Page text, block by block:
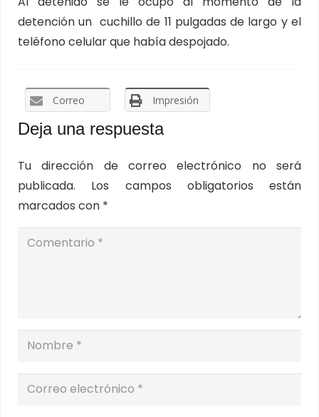
detención un cuchillo de 11 pulgadas de largo y el
teléfono celular que había despojado.
Correo Impresión
Deja una respuesta
Tu dirección de correo electrónico no será
publicada.
Los campos obligatorios están
marcados con *